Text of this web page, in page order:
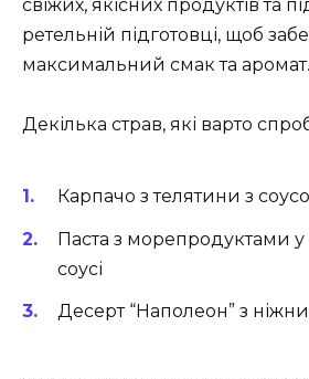
свіжих, якісних продуктів та
ретельній підготовці, щоб
максимальний смак та аромат.
Декілька страв, які варто
Карпачо з телятини з
Паста з морепродуктами
соусі
Десерт “Наполеон” з